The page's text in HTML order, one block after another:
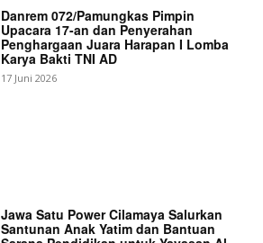
Danrem 072/Pamungkas Pimpin
Upacara 17-an dan Penyerahan
Penghargaan Juara Harapan I Lomba
Karya Bakti TNI AD
17 Juni 2026
Jawa Satu Power Cilamaya Salurkan
Santunan Anak Yatim dan Bantuan